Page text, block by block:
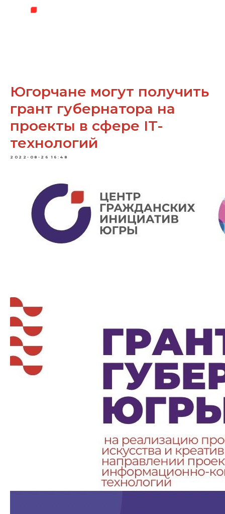
Югорчане могут получить
грант губернатора на
проекты в сфере IT-
технологий
2022-08-26 16:48